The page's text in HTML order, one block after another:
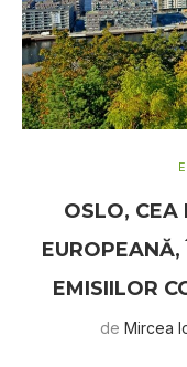
OSLO, CEA
EUROPEANĂ,
EMISIILOR
de Mircea